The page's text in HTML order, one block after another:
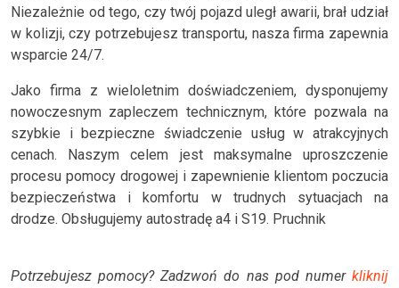
Niezależnie od tego, czy twój pojazd uległ awarii, brał udział
w kolizji, czy potrzebujesz transportu, nasza firma zapewnia
wsparcie 24/7.
Jako firma z wieloletnim doświadczeniem, dysponujemy
nowoczesnym zapleczem technicznym, które pozwala na
szybkie i bezpieczne świadczenie usług w atrakcyjnych
cenach. Naszym celem jest maksymalne uproszczenie
procesu pomocy drogowej i zapewnienie klientom poczucia
bezpieczeństwa i komfortu w trudnych sytuacjach na
drodze. Obsługujemy autostradę a4 i S19. Pruchnik
Potrzebujesz pomocy? Zadzwoń do nas pod numer kliknij